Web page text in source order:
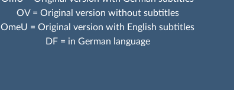
OV = Original version without subtitles
OmeU = Original version with English subtitles
DF = in German language